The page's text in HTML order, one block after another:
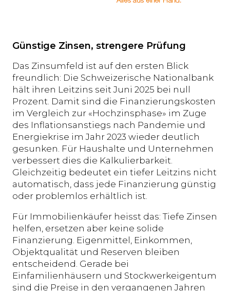
Günstige Zinsen, strengere Prüfung
Das Zinsumfeld ist auf den ersten Blick
freundlich: Die Schweizerische Nationalbank
hält ihren Leitzins seit Juni 2025 bei null
Prozent. Damit sind die Finanzierungskosten
im Vergleich zur «Hochzinsphase» im Zuge
des Inflationsanstiegs nach Pandemie und
Energiekrise im Jahr 2023 wieder deutlich
gesunken. Für Haushalte und Unternehmen
verbessert dies die Kalkulierbarkeit.
Gleichzeitig bedeutet ein tiefer Leitzins nicht
automatisch, dass jede Finanzierung günstig
oder problemlos erhältlich ist.
Für Immobilienkäufer heisst das: Tiefe Zinsen
helfen, ersetzen aber keine solide
Finanzierung. Eigenmittel, Einkommen,
Objektqualität und Reserven bleiben
entscheidend. Gerade bei
Einfamilienhäusern und Stockwerkeigentum
sind die Preise in den vergangenen Jahren